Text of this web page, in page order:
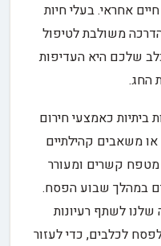
חיים אחראי. בעלי חיות
משולבת לטיפול
שלכם היא העדיפות
החג.
כאמצעי חירום
או משאבים קהילתיים
קשרים ומעורר
במהלך שבוע הפסח.
שלנו לשתף רעיונות
לכלבים, כדי לעזור